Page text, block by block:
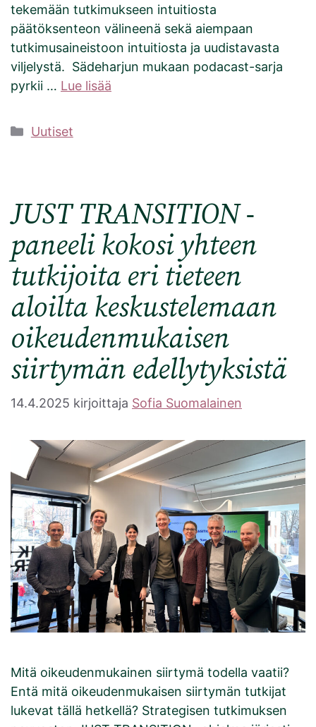
tekemään tutkimukseen intuitiosta
päätöksenteon välineenä sekä aiempaan
tutkimusaineistoon intuitiosta ja uudistavasta
viljelystä. Sädeharjun mukaan podacast-sarja
pyrkii … Lue lisää
Kategoriat
Uutiset
JUST TRANSITION -
paneeli kokosi yhteen
tutkijoita eri tieteen
aloilta keskustelemaan
oikeudenmukaisen
siirtymän edellytyksistä
14.4.2025 kirjoittaja Sofia Suomalainen
Mitä oikeudenmukainen siirtymä todella vaatii?
Entä mitä oikeudenmukaisen siirtymän tutkijat
lukevat tällä hetkellä? Strategisen tutkimuksen